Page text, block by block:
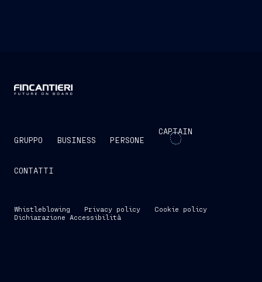
GRUPPO BUSINESS PERSONE
CAPTAIN
CONTATTI
Whistleblowing Privacy policy
Cookie policy
Dichiarazione Accessibilità